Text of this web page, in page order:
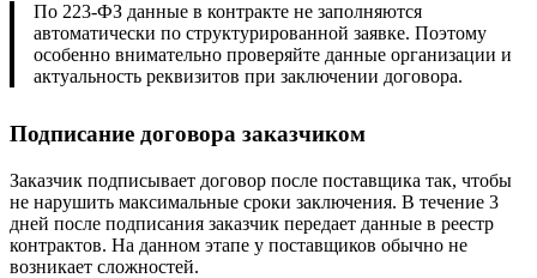
По 223-ФЗ данные в контракте не заполняются
автоматически по структурированной заявке. Поэтому
особенно внимательно проверяйте данные организации и
актуальность реквизитов при заключении договора.
Подписание договора заказчиком
Заказчик подписывает договор после поставщика так, чтобы
не нарушить максимальные сроки заключения. В течение 3
дней после подписания заказчик передает данные в реестр
контрактов. На данном этапе у поставщиков обычно не
возникает сложностей.